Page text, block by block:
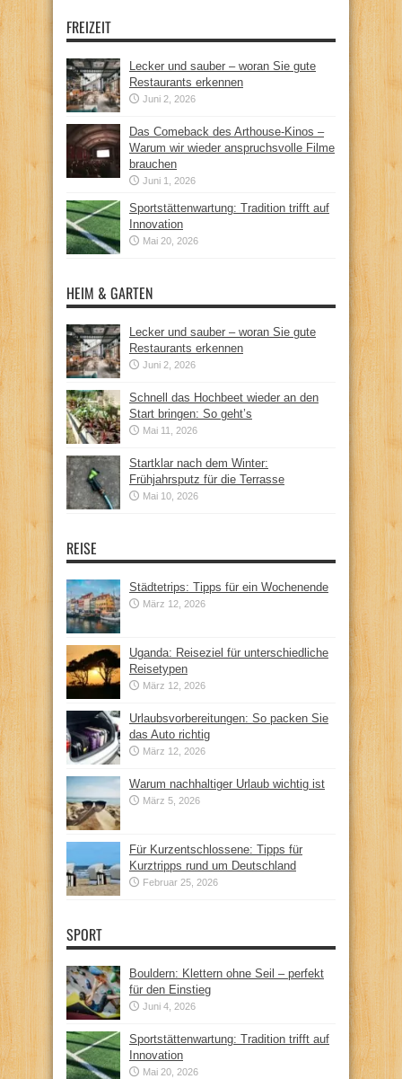
FREIZEIT
Lecker und sauber – woran Sie gute
Restaurants erkennen
Juni 2, 2026
Das Comeback des Arthouse-Kinos –
Warum wir wieder anspruchsvolle Filme
brauchen
Juni 1, 2026
Sportstättenwartung: Tradition trifft auf
Innovation
Mai 20, 2026
HEIM & GARTEN
Lecker und sauber – woran Sie gute
Restaurants erkennen
Juni 2, 2026
Schnell das Hochbeet wieder an den
Start bringen: So geht’s
Mai 11, 2026
Startklar nach dem Winter:
Frühjahrsputz für die Terrasse
Mai 10, 2026
REISE
Städtetrips: Tipps für ein Wochenende
März 12, 2026
Uganda: Reiseziel für unterschiedliche
Reisetypen
März 12, 2026
Urlaubsvorbereitungen: So packen Sie
das Auto richtig
März 12, 2026
Warum nachhaltiger Urlaub wichtig ist
März 5, 2026
Für Kurzentschlossene: Tipps für
Kurztripps rund um Deutschland
Februar 25, 2026
SPORT
Bouldern: Klettern ohne Seil – perfekt
für den Einstieg
Juni 4, 2026
Sportstättenwartung: Tradition trifft auf
Innovation
Mai 20, 2026